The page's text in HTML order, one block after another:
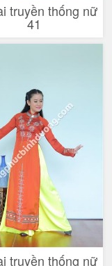
truyền thống nữ
41
truyền thống nữ